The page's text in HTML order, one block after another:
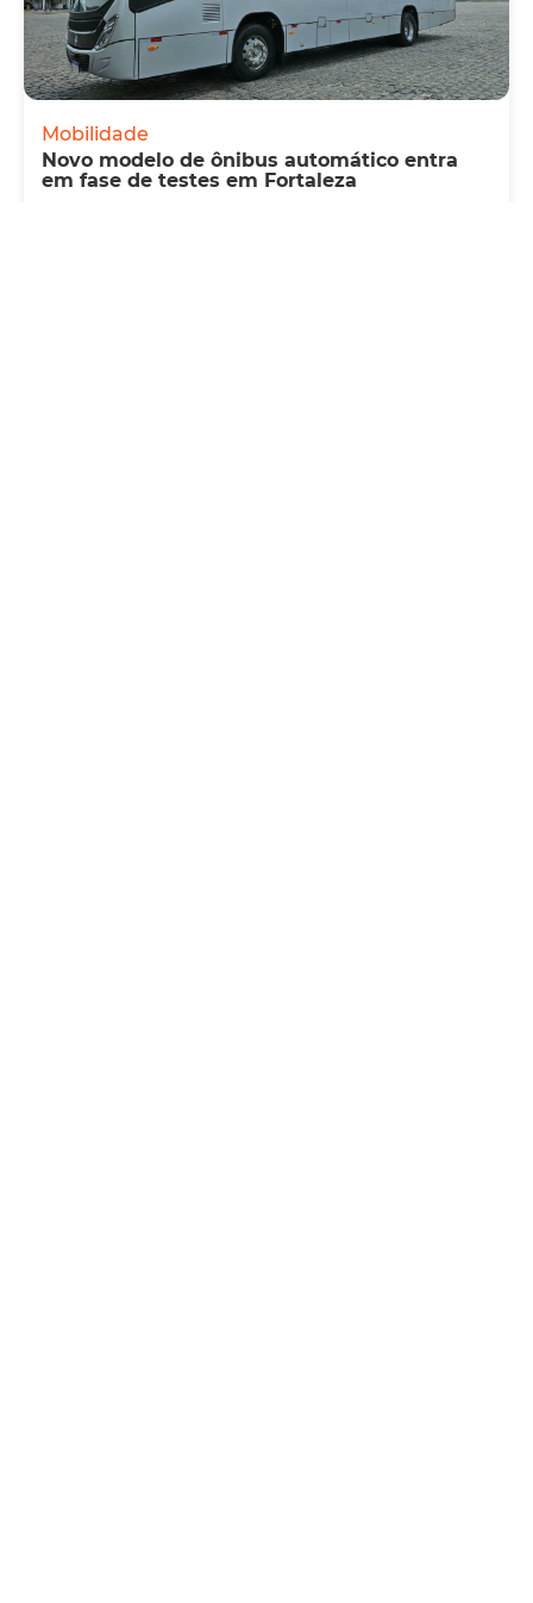
Mobilidade
Novo modelo de ônibus automático entra
em fase de testes em Fortaleza